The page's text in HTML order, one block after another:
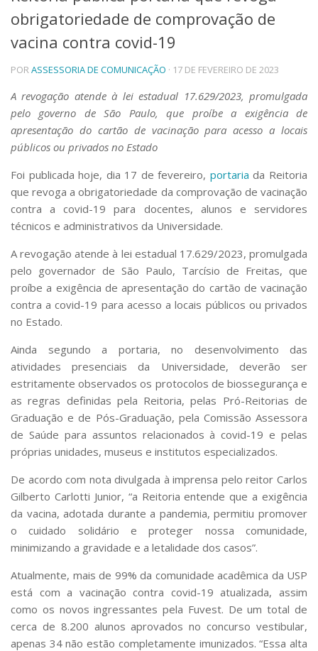
Telefones e Mapas
Pessoas
Ensino
Graduação
Educação a distância
Cursos de Extensão
Pesquisa e Inovação
Linhas de Pesquisa
Centros, Núcleos e Projetos em Rede
Pós-doutorado
Iniciação Científica
Transferência de Tecnologia
Empresas Juniores
Extensão à Comunidade
Projetos, Programas e Cursos
Artes, Cultura e Esportes
Museus e Espaços Interativos
Serviços
Bibliotecas
Apoio ao Estudante
Segurança, Trânsito e Prevenção
RH, Administrativo e Financeiro
Outros serviços
Comunicação
Assessorias e Mídias
Jornal da USP
Agenda de Eventos
Defesa de Teses
obrigatoriedade de comprovação de
vacina contra covid-19
PORASSESSORIA DE COMUNICAÇÃO · 17 DE FEVEREIRO DE 2023
A revogação atende à lei estadual 17.629/2023, promulgada
pelo governo de São Paulo, que proíbe a exigência de
apresentação do cartão de vacinação para acesso a locais
públicos ou privados no Estado
Foi publicada hoje, dia 17 de fevereiro, portaria da Reitoria
que revoga a obrigatoriedade da comprovação de vacinação
contra a covid-19 para docentes, alunos e servidores
técnicos e administrativos da Universidade.
A revogação atende à lei estadual 17.629/2023, promulgada
pelo governador de São Paulo, Tarcísio de Freitas, que
proíbe a exigência de apresentação do cartão de vacinação
contra a covid-19 para acesso a locais públicos ou privados
no Estado.
Ainda segundo a portaria, no desenvolvimento das
atividades presenciais da Universidade, deverão ser
estritamente observados os protocolos de biossegurança e
as regras definidas pela Reitoria, pelas Pró-Reitorias de
Graduação e de Pós-Graduação, pela Comissão Assessora
de Saúde para assuntos relacionados à covid-19 e pelas
próprias unidades, museus e institutos especializados.
De acordo com nota divulgada à imprensa pelo reitor Carlos
Gilberto Carlotti Junior, “a Reitoria entende que a exigência
da vacina, adotada durante a pandemia, permitiu promover
o cuidado solidário e proteger nossa comunidade,
minimizando a gravidade e a letalidade dos casos”.
Atualmente, mais de 99% da comunidade acadêmica da USP
está com a vacinação contra covid-19 atualizada, assim
como os novos ingressantes pela Fuvest. De um total de
cerca de 8.200 alunos aprovados no concurso vestibular,
apenas 34 não estão completamente imunizados. “Essa alta